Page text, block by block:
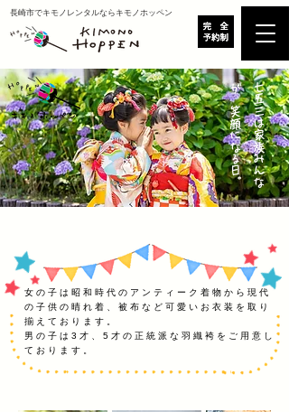
​長崎市でキモノレンタルならキモノホッペン
七
五
三
は
​家
族
み
ん
な
が
笑
顔
に
な
る
日
。
女の子は昭和時代のアンティーク着物から現代
の子供の晴れ着、被布など 可愛いお衣装を取り
揃えております。
男の子は3才、5才の正統派な羽織袴をご用意し
ております。